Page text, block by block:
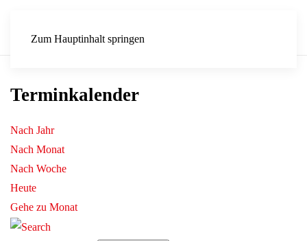
Zum Hauptinhalt springen
Terminkalender
Nach Jahr
Nach Monat
Nach Woche
Heute
Gehe zu Monat